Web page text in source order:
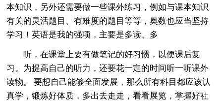
本知识，另外还需要做一些课外练习，例如与课本知识
有关的灵活题目、有难度的题目等等，奥数也应当坚持
学习！英语是我的强项，主要是多读、多
听，在课堂上要有做笔记的好习惯，以便课后复
习。为提高自己的听力，还要花一定的时间听一听课外
读物。 要想自己能够全面发展，那么所有科目都应该认
真学，锻炼好体质，多出去走走，看看展览，掌握好社